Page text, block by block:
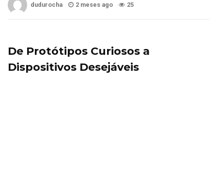
dudurocha 2 meses ago 25
De Protótipos Curiosos a
Dispositivos Desejáveis